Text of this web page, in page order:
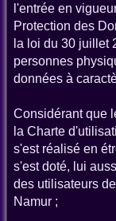
l'entrée en
Protection des
la loi du 30 juillet
personnes
données à
Considérant que
la Charte
s'est réalisé en
s'est doté, lui
des utilisateurs
Namur ;